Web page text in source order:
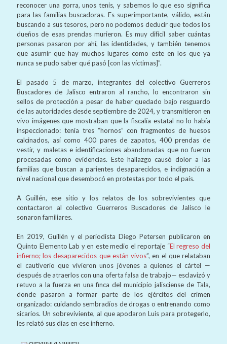
reconocer una gorra, unos tenis, y sabemos lo que eso significa
para las familias buscadoras. Es superimportante, válido, están
buscando a sus tesoros, pero no podemos deducir que todos los
dueños de esas prendas murieron. Es muy difícil saber cuántas
personas pasaron por ahí, las identidades, y también tenemos
que asumir que hay muchos lugares como este en los que ya
nunca se pudo saber qué pasó [con las víctimas]”.
El pasado 5 de marzo, integrantes del colectivo Guerreros
Buscadores de Jalisco entraron al rancho, lo encontraron sin
sellos de protección a pesar de haber quedado bajo resguardo
de las autoridades desde septiembre de 2024, y transmitieron en
vivo imágenes que mostraban que la fiscalía estatal no lo había
inspeccionado: tenía tres “hornos” con fragmentos de huesos
calcinados, así como 400 pares de zapatos, 400 prendas de
vestir, y maletas e identificaciones abandonadas que no fueron
procesadas como evidencias. Este hallazgo causó dolor a las
familias que buscan a parientes desaparecidos, e indignación a
nivel nacional que desembocó en protestas por todo el país.
A Guillén, ese sitio y los relatos de los sobrevivientes que
contactaron al colectivo Guerreros Buscadores de Jalisco le
sonaron familiares.
En 2019, Guillén y el periodista Diego Petersen publicaron en
Quinto Elemento Lab y en este medio el reportaje “El regreso del
infierno; los desaparecidos que están vivos”, en el que relataban
el cautiverio que vivieron unos jóvenes a quienes el cártel —
después de atraerlos con una oferta falsa de trabajo— esclavizó y
retuvo a la fuerza en una finca del municipio jalisciense de Tala,
donde pasaron a formar parte de los ejércitos del crimen
organizado: cuidando sembradíos de drogas o entrenando como
sicarios. Un sobreviviente, al que apodaron Luis para protegerlo,
les relató sus días en ese infierno.